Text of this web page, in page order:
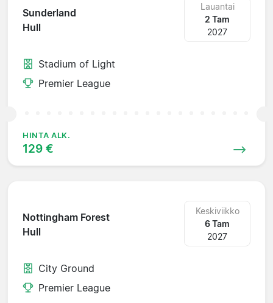
Sunderland
Hull
Lauantai
2 Tam
2027
Stadium of Light
Premier League
HINTA ALK.
129 €
Nottingham Forest
Hull
Keskiviikko
6 Tam
2027
City Ground
Premier League